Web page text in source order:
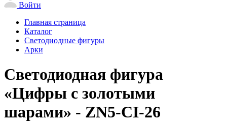
Войти
Главная страница
Каталог
Светодиодные фигуры
Арки
Светодиодная фигура
«Цифры с золотыми
шарами» - ZN5-CI-26